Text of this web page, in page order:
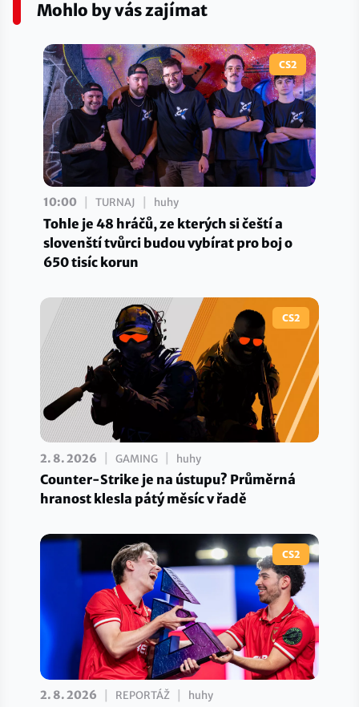
Mohlo by vás zajímat
CS2
10:00 TURNAJ huhy
Tohle je 48 hráčů, ze kterých si čeští a
slovenští tvůrci budou vybírat pro boj o
650 tisíc korun
CS2
2. 8. 2026 GAMING huhy
Counter-Strike je na ústupu? Průměrná
hranost klesla pátý měsíc v řadě
CS2
2. 8. 2026 REPORTÁŽ huhy